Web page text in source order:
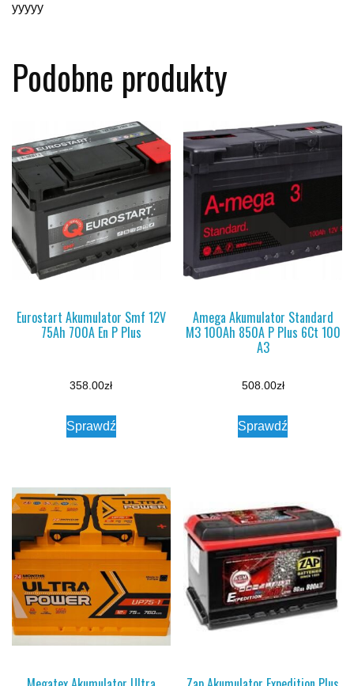
yyyyy
Podobne produkty
Eurostart Akumulator Smf 12V
75Ah 700A En P Plus
358.00zł
Sprawdź
Amega Akumulator Standard
M3 100Ah 850A P Plus 6Ct 100
A3
508.00zł
Sprawdź